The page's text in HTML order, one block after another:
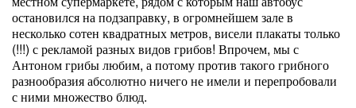
остановился на подзаправку, в огромнейшем зале в
несколько сотен квадратных метров, висели плакаты только
(!!!) с рекламой разных видов грибов! Впрочем, мы с
Антоном грибы любим, а потому против такого грибного
разнообразия абсолютно ничего не имели и перепробовали
с ними множество блюд.